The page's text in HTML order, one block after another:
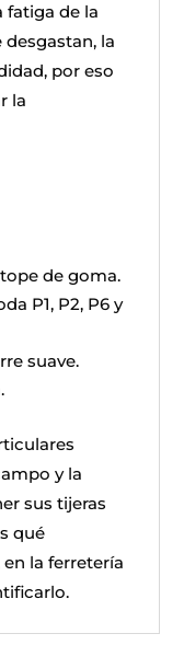
fatiga de la
desgastan, la
por eso
la
de goma.
P1, P2, P6 y
suave.
y la
sus tijeras
qué
la ferretería